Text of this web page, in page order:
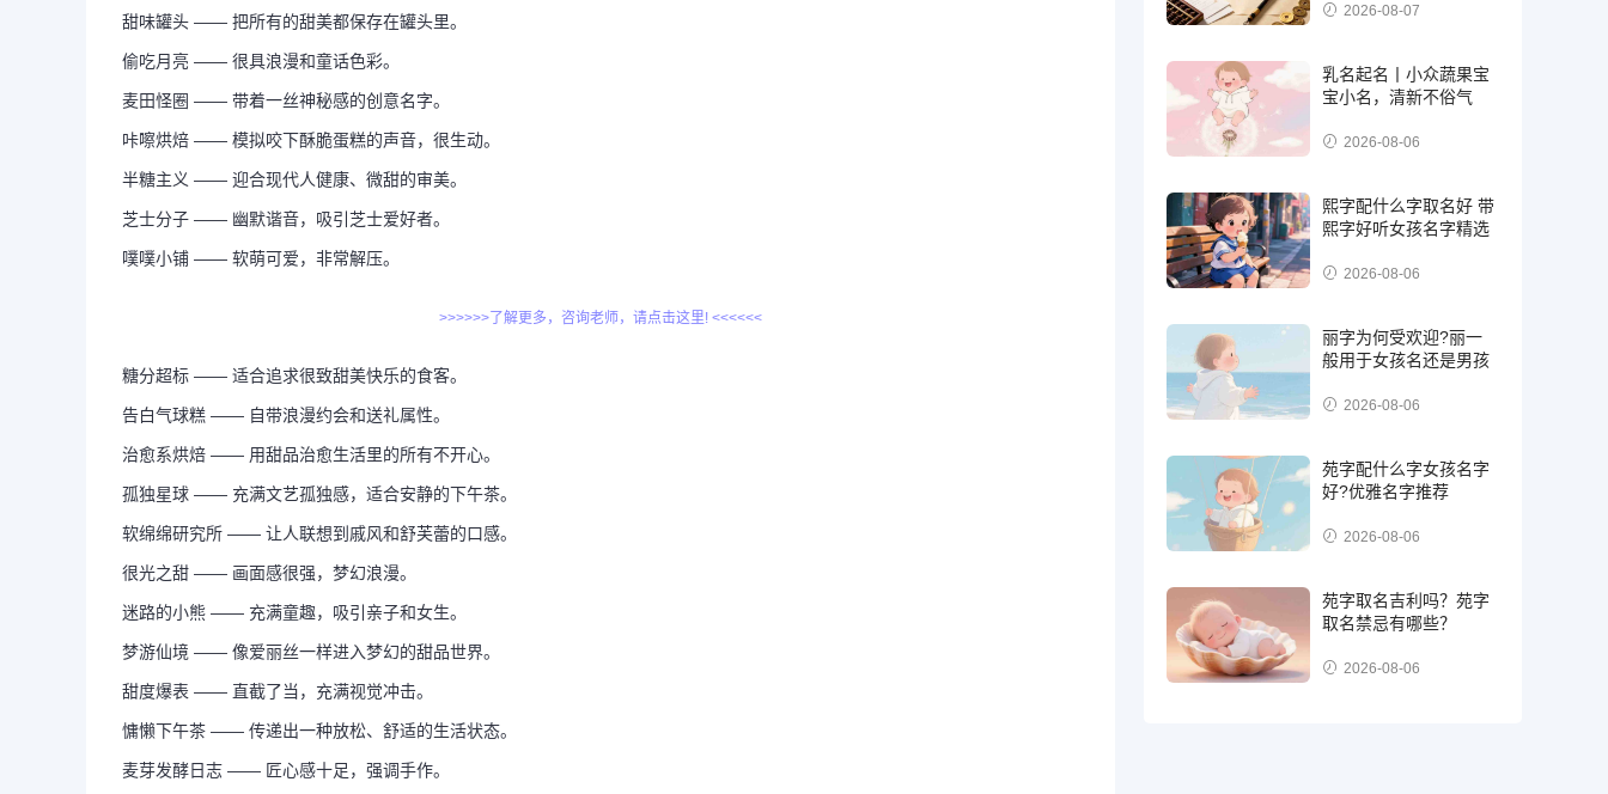
甜味罐头 —— 把所有的甜美都保存在罐头里。
偷吃月亮 —— 很具浪漫和童话色彩。
麦田怪圈 —— 带着一丝神秘感的创意名字。
咔嚓烘焙 —— 模拟咬下酥脆蛋糕的声音，很生动。
半糖主义 —— 迎合现代人健康、微甜的审美。
芝士分子 —— 幽默谐音，吸引芝士爱好者。
噗噗小铺 —— 软萌可爱，非常解压。
>>>>>>了解更多，咨询老师，请点击这里! <<<<<<
糖分超标 —— 适合追求很致甜美快乐的食客。
告白气球糕 —— 自带浪漫约会和送礼属性。
治愈系烘焙 —— 用甜品治愈生活里的所有不开心。
孤独星球 —— 充满文艺孤独感，适合安静的下午茶。
软绵绵研究所 —— 让人联想到戚风和舒芙蕾的口感。
很光之甜 —— 画面感很强，梦幻浪漫。
迷路的小熊 —— 充满童趣，吸引亲子和女生。
梦游仙境 —— 像爱丽丝一样进入梦幻的甜品世界。
甜度爆表 —— 直截了当，充满视觉冲击。
慵懒下午茶 —— 传递出一种放松、舒适的生活状态。
麦芽发酵日志 —— 匠心感十足，强调手作。
2026-08-07
乳名起名丨小众蔬果宝
宝小名，清新不俗气
2026-08-06
熙字配什么字取名好 带
熙字好听女孩名字精选
2026-08-06
丽字为何受欢迎?丽一
般用于女孩名还是男孩
2026-08-06
苑字配什么字女孩名字
好?优雅名字推荐
2026-08-06
苑字取名吉利吗？苑字
取名禁忌有哪些？
2026-08-06